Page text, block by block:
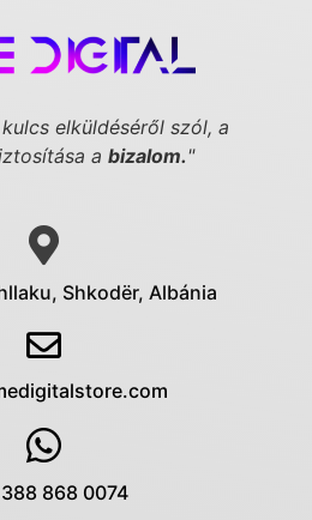
elküldéséről szól, a
a bizalom."
Shkodër, Albánia
868 0074